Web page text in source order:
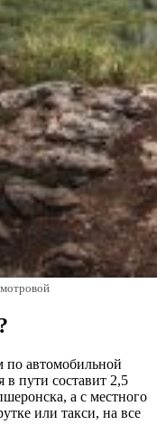
по автомобильной
в пути составит 2,5
а с местного
или такси, на все